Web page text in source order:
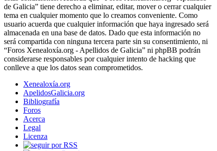
de Galicia” tiene derecho a eliminar, editar, mover o cerrar cualquier
tema en cualquier momento que lo creamos conveniente. Como
usuario acuerda que cualquier información que haya ingresado será
almacenada en una base de datos. Dado que esta información no
será compartida con ninguna tercera parte sin su consentimiento, ni
“Foros Xenealoxía.org - Apellidos de Galicia” ni phpBB podrán
considerarse responsables por cualquier intento de hacking que
conlleve a que los datos sean comprometidos.
Xenealoxía.org
ApelidosGalicia.org
Bibliografía
Foros
Acerca
Legal
Licenza